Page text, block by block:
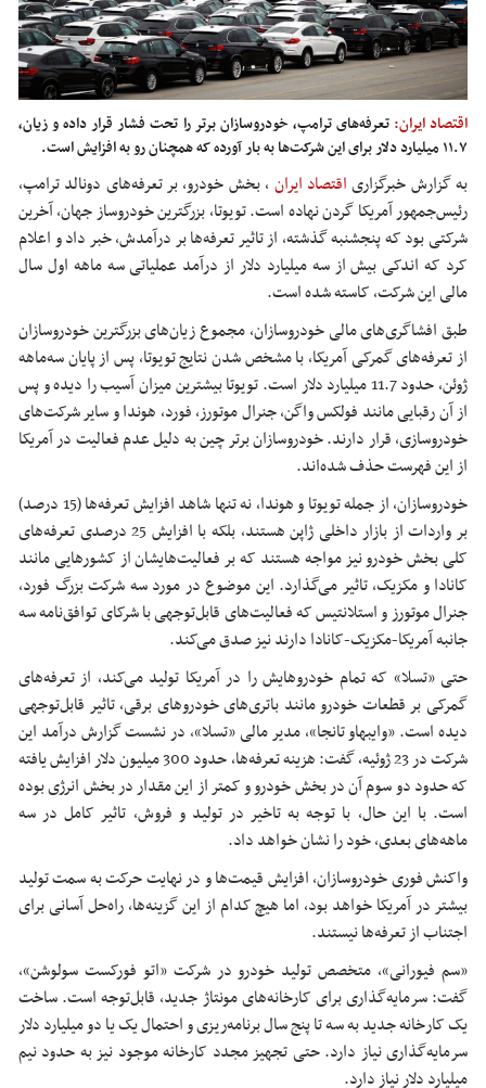
اقتصاد ایران: تعرفه‌های ترامپ، خودروسازان برتر را تحت فشار قرار داده و زیان،
۱۱.۷ میلیارد دلار برای این شرکت‌ها به بار آورده که همچنان رو به افزایش است.
به گزارش خبرگزاریاقتصاد ایران , بخش خودرو، بر تعرفه‌های دونالد ترامپ،
رئیس‌جمهور آمریکا گردن نهاده است. تویوتا، بزرگترین خودروساز جهان، آخرین
شرکتی بود که پنجشنبه گذشته، از تاثیر تعرفه‌ها بر درآمدش، خبر داد و اعلام
کرد که اندکی بیش از سه میلیارد دلار از درآمد عملیاتی سه‌ ماهه اول سال
مالی این شرکت، کاسته شده است.
طبق افشاگری‌های مالی خودروسازان، مجموع زیان‌های بزرگترین خودروسازان
از تعرفه‌های گمرکی آمریکا، با مشخص شدن نتایج تویوتا، پس از پایان سه‌ماهه
ژوئن، حدود 11.7 میلیارد دلار است. تویوتا بیشترین میزان آسیب را دیده و پس
از آن رقبایی مانند فولکس واگن، جنرال موتورز، فورد، هوندا و سایر شرکت‌های
خودروسازی، قرار دارند. خودروسازان برتر چین به دلیل عدم فعالیت در آمریکا
از این فهرست حذف شده‌اند.
خودروسازان، از جمله تویوتا و هوندا، نه تنها شاهد افزایش تعرفه‌ها (15 درصد)
بر واردات از بازار داخلی ژاپن هستند، بلکه با افزایش 25 درصدی تعرفه‌های
کلی بخش خودرو نیز مواجه هستند که بر فعالیت‌هایشان از کشورهایی مانند
کانادا و مکزیک، تاثیر می‌گذارد. این موضوع در مورد سه شرکت بزرگ فورد،
جنرال موتورز و استلانتیس که فعالیت‌های قابل‌توجهی با شرکای توافق‌نامه سه
جانبه آمریکا-مکزیک-کانادا دارند نیز صدق می‌کند.
حتی «تسلا» که تمام خودروهایش را در آمریکا تولید می‌کند، از تعرفه‌های
گمرکی بر قطعات خودرو مانند باتری‌های خودروهای برقی، تاثیر قابل‌توجهی
دیده است. «وایبهاو تانجا»، مدیر مالی «تسلا»، در نشست گزارش درآمد این
شرکت در 23 ژوئیه، گفت: هزینه تعرفه‌ها، حدود 300 میلیون دلار افزایش یافته
که حدود دو سوم آن در بخش خودرو و کمتر از این مقدار در بخش انرژی بوده
است. با این حال، با توجه به تاخیر در تولید و فروش، تاثیر کامل در سه
ماهه‌های بعدی، خود را نشان خواهد داد.
واکنش فوری خودروسازان، افزایش قیمت‌ها و در نهایت حرکت به سمت تولید
بیشتر در آمریکا خواهد بود، اما هیچ‌ کدام از این گزینه‌ها، راه‌حل آسانی برای
اجتناب از تعرفه‌ها نیستند.
«سم فیورانی»، متخصص تولید خودرو در شرکت «اتو فورکست سولوشن»،
گفت: سرمایه‌گذاری برای کارخانه‌های مونتاژ جدید، قابل‌توجه است. ساخت
یک کارخانه جدید به سه تا پنج سال برنامه‌ریزی و احتمال یک یا دو میلیارد دلار
سرمایه‌گذاری نیاز دارد. حتی تجهیز مجدد کارخانه موجود نیز به حدود نیم
میلیارد دلار نیاز دارد.